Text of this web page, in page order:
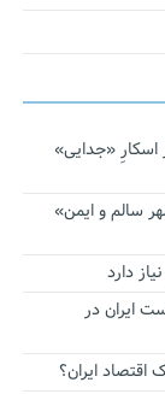
است/ ۱۴ سال بعد از اسکارِ «جدایی»
سالم و ایمن»
دارد
مأموریت‌ اقیانوسی/ ۵ درخواست ایران در
ایران؟